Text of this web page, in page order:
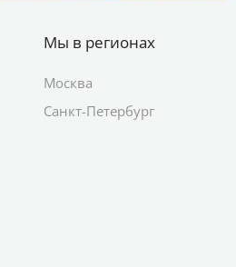
Мы в регионах
Москва
Санкт-Петербург